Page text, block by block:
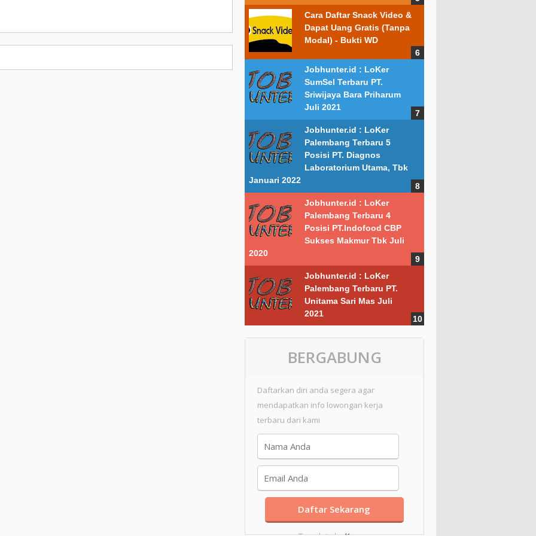
Cara Daftar Snack Video &
Dapat Uang Gratis (Tanpa
Modal) - Bukti WD
Jobhunter.id : LoKer
SumSel Terbaru PT.
Sriwijaya Bara Priharum
Juli 2021
Jobhunter.id : LoKer
Palembang Terbaru 5
Posisi PT. Diagnos
Laboratorium Utama, Tbk
Januari 2022
Jobhunter.id : LoKer
Palembang Terbaru 4
Posisi PT.Indofood CBP
Sukses Makmur Tbk Juli
2020
Jobhunter.id : LoKer
Palembang Terbaru PT.
Unitama Sari Mas Juli
2021
BERGABUNG
Daftarkan diri anda segera agar
mendapatkan info lowongan kerja
terbaru dari kami